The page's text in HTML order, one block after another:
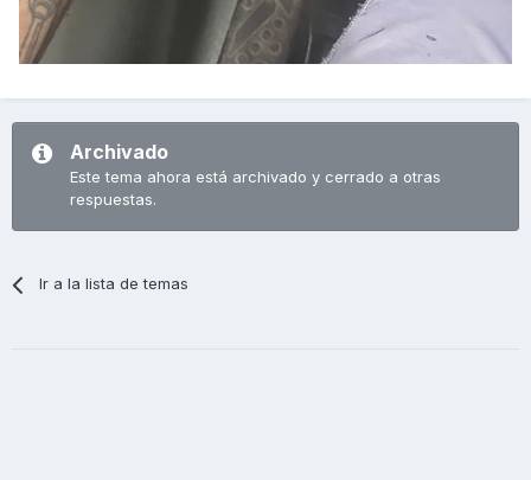
Archivado
Este tema ahora está archivado y cerrado a otras
respuestas.
Ir a la lista de temas